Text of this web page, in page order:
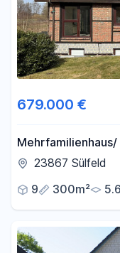
679.000 €
Grundstück
23867 Sülfeld
9
300m²